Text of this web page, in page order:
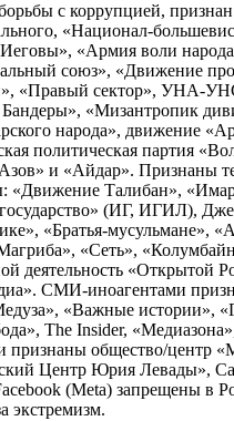
с коррупцией, признан
«Национал-
«Армия воли
союз», «Движение
«Правый сектор», УНА-
«Мизантропик
народа», движение
политическая партия
и «Айдар». Признаны
«Движение Талибан»,
(ИГ, ИГИЛ),
«Братья-мусульмане»,
«Сеть»,
деятельность «Открытой
СМИ-иноагентами
«Важные истории»,
The Insider,
признаны общество/центр
Центр Юрия Левады»,
(Metа) запрещены в
экстремизм.